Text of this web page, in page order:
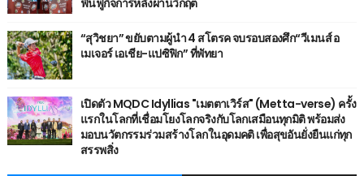
“สุวิชยา” ขยับตามผู้นำ 4 สโตรค จบรอบสองศึก“วีเมนส์ อ
เมเจอร์ เอเชีย-แปซิฟิก” ที่พัทยา
เปิดตัว MQDC Idyllias "เมตตาเวิร์ส" (Metta-verse) ครั้ง
แรกในโลกที่เชื่อมโยงโลกจริงกับโลกเสมือนทุกมิติ พร้อมส่ง
มอบนวัตกรรมร่วมสร้างโลกในอุดมคติ เพื่อสุขอันยั่งยืนแก่ทุก
สรรพสิ่ง